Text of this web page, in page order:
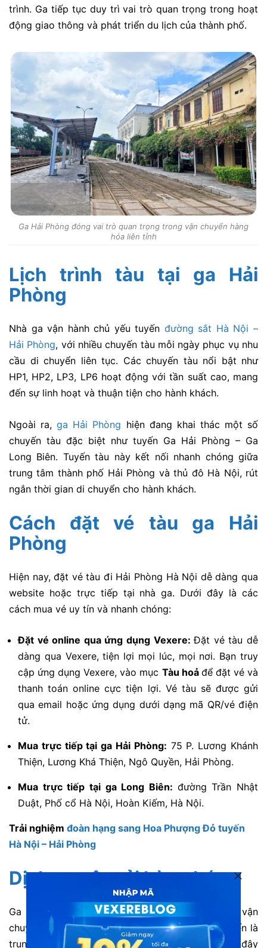
trình. Ga tiếp tục duy trì vai trò quan trọng trong hoạt
động giao thông và phát triển du lịch của thành phố.
Ga Hải Phòng đóng vai trò quan trọng trong vận chuyển hàng
hóa liên tỉnh
Lịch trình tàu tại ga Hải
Phòng
Nhà ga vận hành chủ yếu tuyến đường sắt Hà Nội –
Hải Phòng, với nhiều chuyến tàu mỗi ngày phục vụ nhu
cầu di chuyển liên tục. Các chuyến tàu nổi bật như
HP1, HP2, LP3, LP6 hoạt động với tần suất cao, mang
đến sự linh hoạt và thuận tiện cho hành khách.
Ngoài ra,ga Hải Phòng hiện đang khai thác một số
chuyến tàu đặc biệt như tuyến Ga Hải Phòng – Ga
Long Biên. Tuyến tàu này kết nối nhanh chóng giữa
trung tâm thành phố Hải Phòng và thủ đô Hà Nội, rút
ngắn thời gian di chuyển cho hành khách.
Cách đặt vé tàu ga Hải
Phòng
Hiện nay, đặt vé tàu đi Hải Phòng Hà Nội dễ dàng qua
website hoặc trực tiếp tại nhà ga. Dưới đây là các
cách mua vé uy tín và nhanh chóng:
Đặt vé online qua ứng dụng Vexere:Đặt vé tàu dễ
dàng qua Vexere, tiện lợi mọi lúc, mọi nơi. Bạn truy
cập ứng dụng Vexere, vào mục Tàu hoả để đặt vé và
thanh toán online cực tiện lợi. Vé tàu sẽ được gửi
qua email hoặc ứng dụng dưới dạng mã QR/vé điện
tử.
Mua trực tiếp tại ga Hải Phòng: 75 P. Lương Khánh
Thiện, Lương Khá Thiện, Ngô Quyền, Hải Phòng.
Mua trực tiếp tại ga Long Biên: đường Trần Nhật
Duật, Phố cổ Hà Nội, Hoàn Kiếm, Hà Nội.
Trải nghiệm đoàn hạng sang Hoa Phượng Đỏ tuyến
Hà Nội – Hải Phòng
Dịch vụ vận tải hàng hóa
Ga Hải Phòng không chỉ là nơi đảm nhiệm việc vận
chuyển hành khách phía Bắc mà còn được biết đến là
trung tâm vận chuyển hàng hóa quan trọng. Nơi đây